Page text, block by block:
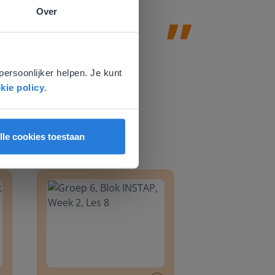
Over
helpen. Je kunt
policy.
cookies toestaan
Groep 6, Blok INSTAP, Week 2, Les 8